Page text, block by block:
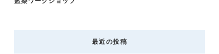
最近の投稿